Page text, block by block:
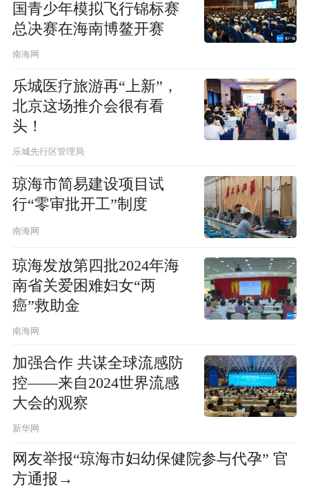
国青少年模拟飞行锦标赛
总决赛在海南博鳌开赛
南海网
乐城医疗旅游再“上新”，
北京这场推介会很有看
头！
乐城先行区管理局
琼海市简易建设项目试
行“零审批开工”制度
南海网
琼海发放第四批2024年海
南省关爱困难妇女“两
癌”救助金
南海网
加强合作 共谋全球流感防
控——来自2024世界流感
大会的观察
新华网
网友举报“琼海市妇幼保健院参与代孕” 官
方通报→